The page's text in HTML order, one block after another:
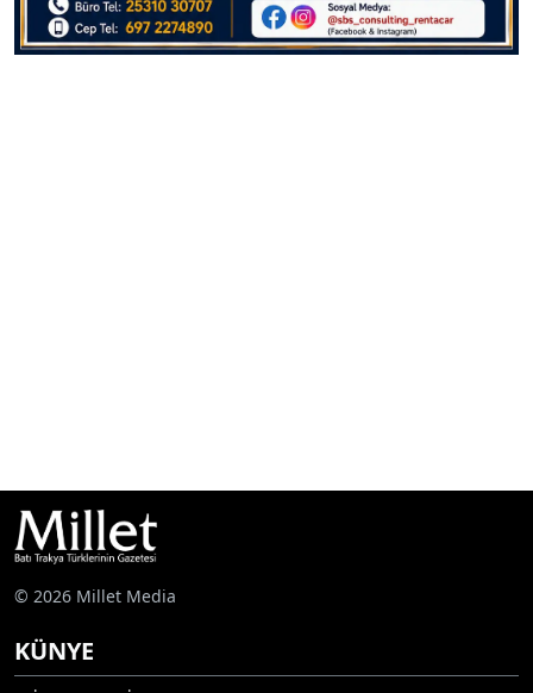
© 2026 Millet Media
KÜNYE